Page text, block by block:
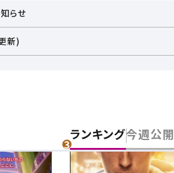
間がかかる場合がございます。
い合わせください。
らせ
新)
ランキング今週公開